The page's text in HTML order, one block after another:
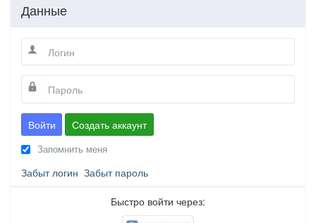
Данные
Войти Создать аккаунт
Запомнить меня
Забыт логин Забыт пароль
Быстро войти через: